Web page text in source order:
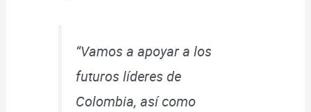
“Vamos a apoyar a los
futuros líderes de
Colombia, así como